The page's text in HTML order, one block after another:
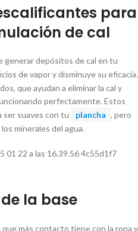
para
de cal
generar depósitos de cal en tu
de vapor y disminuye su eficacia.
que ayudan a eliminar la cal y
perfectamente. Estos
suaves con tu
plancha , pero
minerales del agua.
la base
que más contacto tiene con la ropa y